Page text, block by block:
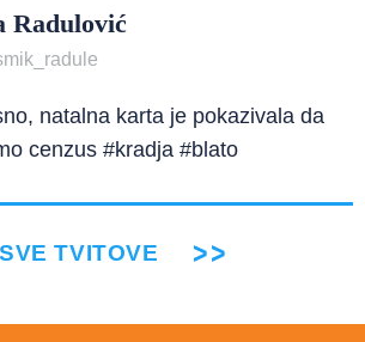
Radulović
natalna karta je pokazivala da
cenzus #kradja #blato
TVITOVE